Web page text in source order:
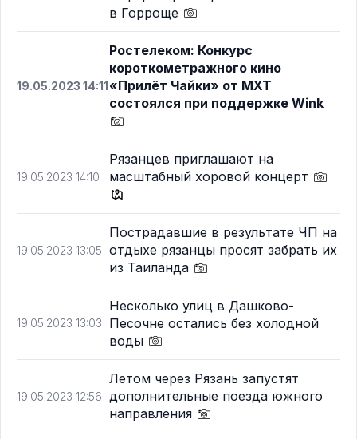
в Горроще
19.05.2023 14:11
Ростелеком: Конкурс
короткометражного кино
«Прилёт Чайки» от МХТ
состоялся при поддержке Wink
19.05.2023 14:10
Рязанцев приглашают на
масштабный хоровой концерт
19.05.2023 13:05
Пострадавшие в результате ЧП на
отдыхе рязанцы просят забрать их
из Таиланда
19.05.2023 13:03
Несколько улиц в Дашково-
Песочне остались без холодной
воды
19.05.2023 12:56
Летом через Рязань запустят
дополнительные поезда южного
направления